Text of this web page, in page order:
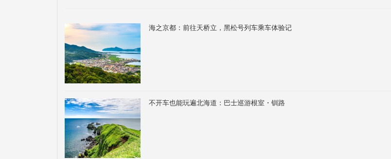
海之京都：前往天桥立，黑松号列车乘车体验记
不开车也能玩遍北海道：巴士巡游根室・钏路